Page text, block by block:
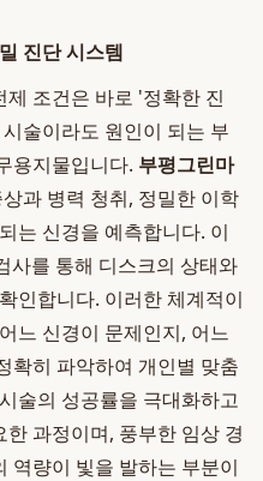
진단 시스템
제 조건은 바로 '정확한 진
술이라도 원인이 되는 부
용지물입니다. 부평그린마
과 병력 청취, 정밀한 이학
는 신경을 예측합니다. 이
사를 통해 디스크의 상태와
인합니다. 이러한 체계적이
느 신경이 문제인지, 어느
확히 파악하여 개인별 맞춤
술의 성공률을 극대화하고
과정이며, 풍부한 임상 경
역량이 빛을 발하는 부분이